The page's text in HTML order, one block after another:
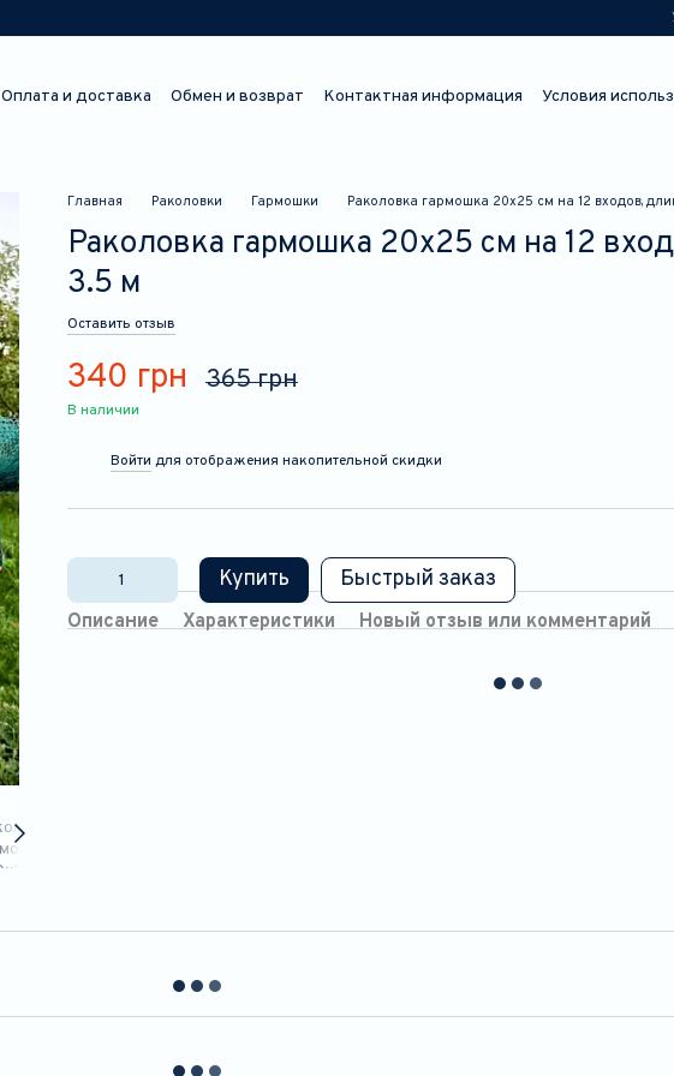
Оплата и доставка Обмен и возврат Контактная информация
Условия
Главная Раколовки Гармошки Раколовка гармошка 20х25 см на 12 входов,
Раколовка гармошка 20х25 см на 12
3.5 м
Оставить отзыв
340 грн 365 грн
В наличии
Войти для отображения накопительной скидки
Купить Быстрый заказ
Описание Характеристики Новый отзыв или комментарий